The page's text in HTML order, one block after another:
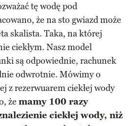
tę wodę pod
że na sto gwiazd może
skalista. Taka, na której
ciekłym. Nasz model
są odpowiednie, rachunek
odwrotnie. Mówimy o
z rezerwuarem ciekłej wody
że mamy 100 razy
ciekłej wody, niż